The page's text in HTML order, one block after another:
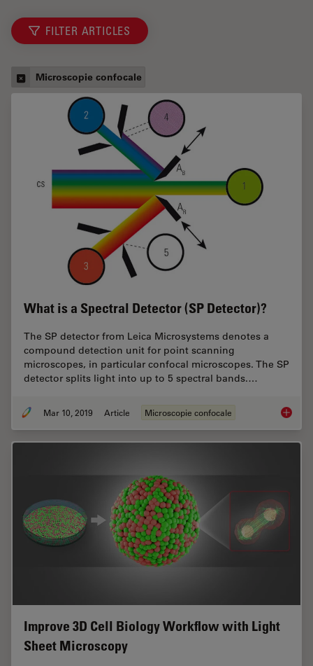
FILTER ARTICLES
Microscopie confocale
What is a Spectral Detector (SP Detector)?
The SP detector from Leica Microsystems denotes a
compound detection unit for point scanning
microscopes, in particular confocal microscopes. The SP
detector splits light into up to 5 spectral bands.…
Mar 10, 2019 Article Microscopie confocale What is
Improve 3D Cell Biology Workflow with Light
Sheet Microscopy